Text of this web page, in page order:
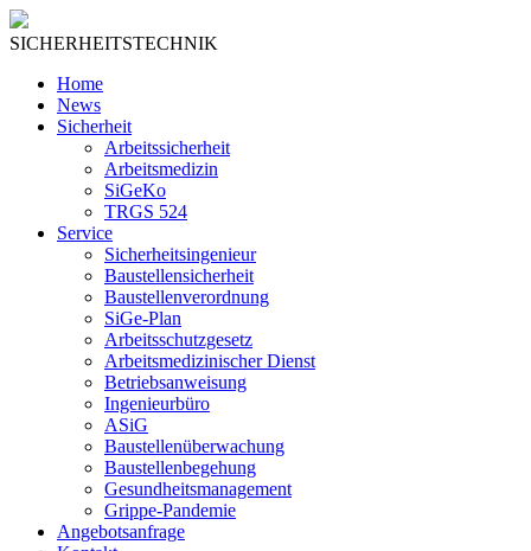
SICHERHEITSTECHNIK
Home
News
Sicherheit
Arbeitssicherheit
Arbeitsmedizin
SiGeKo
TRGS 524
Service
Sicherheitsingenieur
Baustellensicherheit
Baustellenverordnung
SiGe-Plan
Arbeitsschutzgesetz
Arbeitsmedizinischer Dienst
Betriebsanweisung
Ingenieurbüro
ASiG
Baustellenüberwachung
Baustellenbegehung
Gesundheitsmanagement
Grippe-Pandemie
Angebotsanfrage